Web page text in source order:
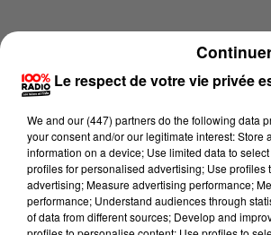
Le respect de votre vie privée
We and our (447) partnersdo the following data
your consent and/or our legitimate interest: Store
information on a device; Use limited data to
profiles for personalised advertising; Use profiles
advertising; Measure advertising performance;
performance; Understand audiences through
of data from different sources; Develop and